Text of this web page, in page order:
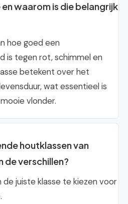
waarom is die belangrijk
hoe goed een
is tegen rot, schimmel en
betekent over het
wat essentieel is
vlonder.
houtklassen van
de verschillen?
de juiste klasse te kiezen voor